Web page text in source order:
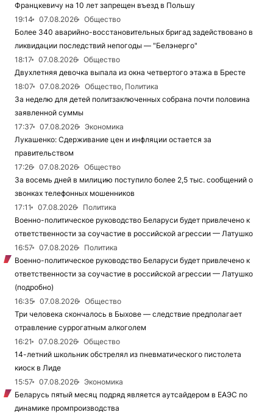
Францкевичу на 10 лет запрещен въезд в Польшу
19:14
07.08.2026
Общество
Более 340 аварийно-восстановительных бригад задействовано в
ликвидации последствий непогоды — "Белэнерго"
18:17
07.08.2026
Общество
Двухлетняя девочка выпала из окна четвертого этажа в Бресте
18:07
07.08.2026
Общество, Политика
За неделю для детей политзаключенных собрана почти половина
заявленной суммы
17:37
07.08.2026
Экономика
Лукашенко: Сдерживание цен и инфляции остается за
правительством
17:26
07.08.2026
Общество
За восемь дней в милицию поступило более 2,5 тыс. сообщений о
звонках телефонных мошенников
17:11
07.08.2026
Политика
Военно-политическое руководство Беларуси будет привлечено к
ответственности за соучастие в российской агрессии — Латушко
16:57
07.08.2026
Политика
Военно-политическое руководство Беларуси будет привлечено к
ответственности за соучастие в российской агрессии — Латушко
(подробно)
16:35
07.08.2026
Общество
Три человека скончалось в Быхове — следствие предполагает
отравление суррогатным алкоголем
16:21
07.08.2026
Общество
14-летний школьник обстрелял из пневматического пистолета
киоск в Лиде
15:57
07.08.2026
Экономика
Беларусь пятый месяц подряд является аутсайдером в ЕАЭС по
динамике промпроизводства